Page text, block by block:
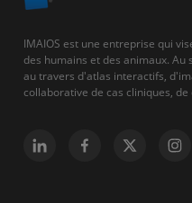
IMAIOS est une entreprise qui
des humains et des animaux.
au travers d'atlas interactifs,
collaborative de cas cliniques, de